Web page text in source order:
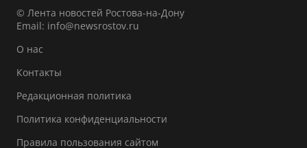
© Лента новостей Ростова-на-Дону
Email: info@newsrostov.ru
О нас
Контакты
Редакционная политика
Политика конфиденциальности
Правила пользования сайтом